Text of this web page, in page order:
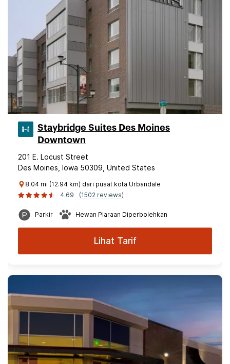
Staybridge Suites Des Moines
Downtown
201 E. Locust Street
Des Moines, Iowa 50309, United States
8.04 mi (12.94 km) dari pusat kota Urbandale
4.69
(1502 reviews)
Parkir Hewan Piaraan Diperbolehkan
Lihat Tarif